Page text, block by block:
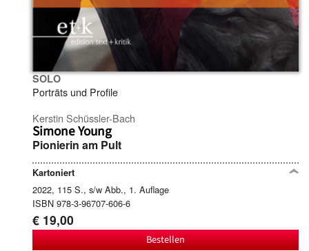
SOLO
Porträts und Profile
Kerstin Schüssler-Bach
Simone Young
Pionierin am Pult
Kartoniert
2022, 115 S., s/w Abb., 1. Auflage
ISBN 978-3-96707-606-6
€ 19,00
Bestellen